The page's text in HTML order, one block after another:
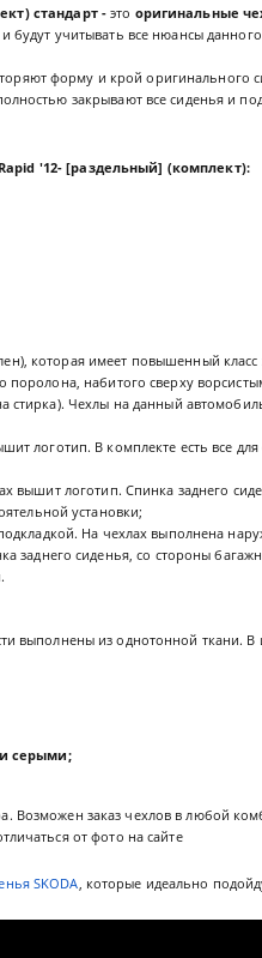
стандарт -это оригинальные
будут учитывать все нюансы
форму и крой оригинального
закрывают все сиденья и
'12- [раздельный] (комплект):
которая имеет повышенный класс
поролона, набитого сверху
Чехлы на данный
логотип. В комплекте есть все для
вышит логотип. Спинка заднего
установки;
На чехлах выполнена
заднего сиденья, со стороны
выполнены из однотонной ткани. В
серыми;
Возможен заказ чехлов в любой
от фото на сайте
SKODA , которые идеально